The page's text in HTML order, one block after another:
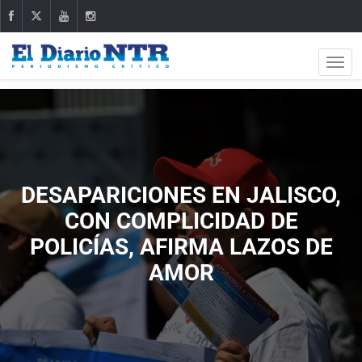
DESAPARICIONES EN JALISCO,
CON COMPLICIDAD DE
POLICÍAS, AFIRMA LAZOS DE
AMOR